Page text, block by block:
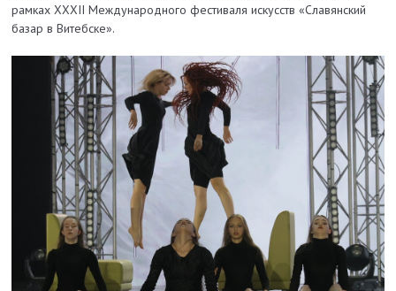
рамках XXXIІ Международного фестиваля искусств «Славянский
базар в Витебске».